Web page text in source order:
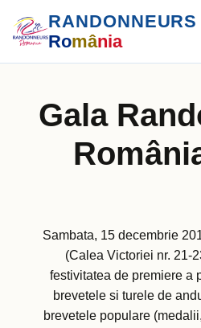
RANDONNEURS
România
Gala
Sambata, 15 decembrie
(Calea Victoriei nr. 21-
festivitatea de premiere a
brevetele si turele de
brevetele populare